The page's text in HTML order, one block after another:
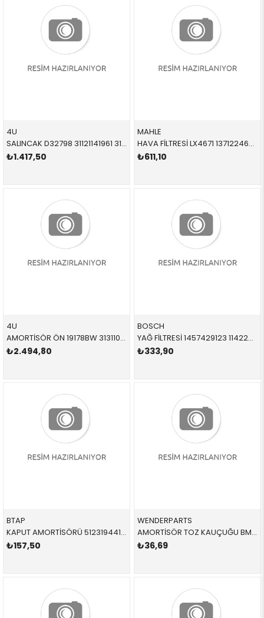
4U
SALINCAK D32798 31121141961 31121141961 E39 3.5,4.0 ÖN-ALT SOL 1996-2005
₺1.417,50
MAHLE
HAVA FİLTRESİ LX4671 13712246416 13712246416 E34,E36,E38,E39 M51 1991-2002
₺611,10
4U
AMORTİSÖR ÖN 19178BW 31311096848 31311096848 E39 3.5,4.0 SAĞ-SOL 1996-2003
₺2.494,80
BOSCH
YAĞ FİLTRESİ 1457429123 11422244332 11422244332 E34 E36 TD TDS 1991-1998
₺333,90
BTAP
KAPUT AMORTİSÖRÜ 51231944119 51231944119 51231944119 E34 SAĞ-SOL 1990-1996
₺157,50
WENDERPARTS
AMORTİSÖR TOZ KAUÇUĞU BMW ARKA SAĞ-SOL E34 E32 E38 5 SERİSİ 7 SERİSİ 1982-1996 33531135624 33531135624
₺36,69